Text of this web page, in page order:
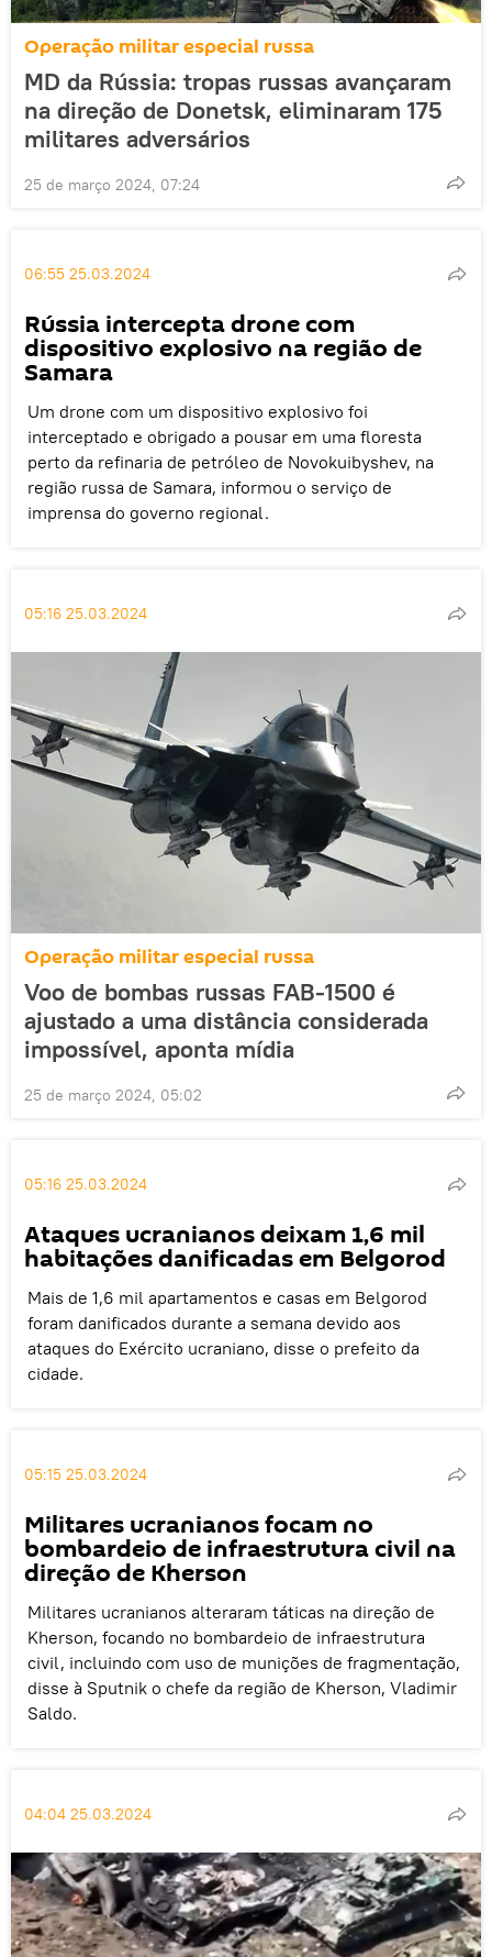
Operação militar especial russa
MD da Rússia: tropas russas avançaram
na direção de Donetsk, eliminaram 175
militares adversários
25 de março 2024, 07:24
06:55 25.03.2024
Rússia intercepta drone com
dispositivo explosivo na região de
Samara
Um drone com um dispositivo explosivo foi
interceptado e obrigado a pousar em uma floresta
perto da refinaria de petróleo de Novokuibyshev, na
região russa de Samara, informou o serviço de
imprensa do governo regional.
05:16 25.03.2024
Operação militar especial russa
Voo de bombas russas FAB-1500 é
ajustado a uma distância considerada
impossível, aponta mídia
25 de março 2024, 05:02
05:16 25.03.2024
Ataques ucranianos deixam 1,6 mil
habitações danificadas em Belgorod
Mais de 1,6 mil apartamentos e casas em Belgorod
foram danificados durante a semana devido aos
ataques do Exército ucraniano, disse o prefeito da
cidade.
05:15 25.03.2024
Militares ucranianos focam no
bombardeio de infraestrutura civil na
direção de Kherson
Militares ucranianos alteraram táticas na direção de
Kherson, focando no bombardeio de infraestrutura
civil, incluindo com uso de munições de fragmentação,
disse à Sputnik o chefe da região de Kherson, Vladimir
Saldo.
04:04 25.03.2024